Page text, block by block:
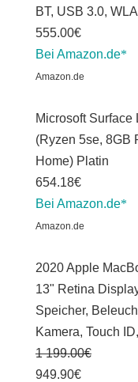
BT, USB 3.0,
555.00€
Bei Amazon.de
Amazon.de
Microsoft
(Ryzen 5se, 8GB
Home) Platin
654.18€
Bei Amazon.de
Amazon.de
2020 Apple
13" Retina
Speicher,
Kamera, Touch
1 199.00€
949.90€